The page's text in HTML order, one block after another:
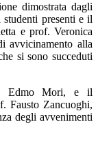
dimostrata dagli
presenti e il
e prof. Veronica
avvicinamento alla
si sono succeduti
Edmo Mori, e il
Fausto Zancuoghi,
degli avvenimenti